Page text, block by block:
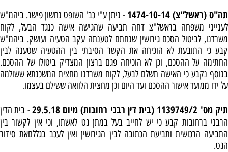
תה"ס (ראשל"צ) 1474-10-14
- ניתן ע"י כב' השופט נחשון פישר. ביהמ"ש
לענייני משפחה בראשל"צ דחה תביעה שהגישה אישה כנגד הבעל, לקוח
משרדנו, לביטול הסכם גירושין שנחתם לטענתה עקב הטעיה ועושק. ביהמ"ש
קבע כי התובעת לא הוכיחה את הקשר הסיבתי בין ההטעיה שטענה לבין
החתימה על ההסכם, וכן לא הוכיחה פגם ברצון המצדיק ביטולו של ההסכם.
בנוסף נקבע כי האישה תשלם לבעל, לקוח משרדנו מחצית המשכנתא ששולמה
על ידו ממועד אישור ההסכם ועד היום וכן מחצית הלוואה ששילם בעצמו.
תיק מס' 1139749/2 (בית דין רבני רחובות) מיום 29.5.18
- בית הדין
הרבני ברחובות קבע כי יש לחייב בעל במתן גט לאשתו, וכי אין לקשור בין
התביעה הרכושית ותביעת הכתובה לבין הגירושין ואין לעכב בגללםאת סידור
הגט.